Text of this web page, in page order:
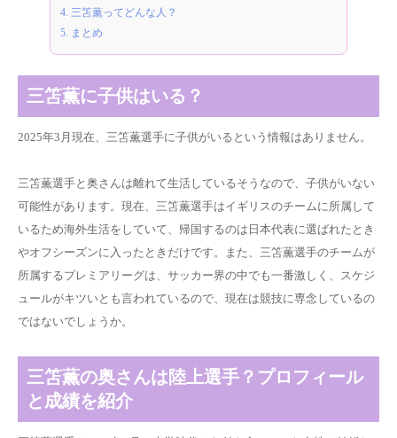
4. 三笘薫ってどんな人？
5. まとめ
三笘薫に子供はいる？
2025年3月現在、三笘薫選手に子供がいるという情報はありません。
三笘薫選手と奥さんは離れて生活しているそうなので、子供がいない
可能性があります。現在、三笘薫選手はイギリスのチームに所属して
いるため海外生活をしていて、帰国するのは日本代表に選ばれたとき
やオフシーズンに入ったときだけです。また、三笘薫選手のチームが
所属するプレミアリーグは、サッカー界の中でも一番激しく、スケジ
ュールがキツいとも言われているので、現在は競技に専念しているの
ではないでしょうか。
三笘薫の奥さんは陸上選手？プロフィール
と成績を紹介